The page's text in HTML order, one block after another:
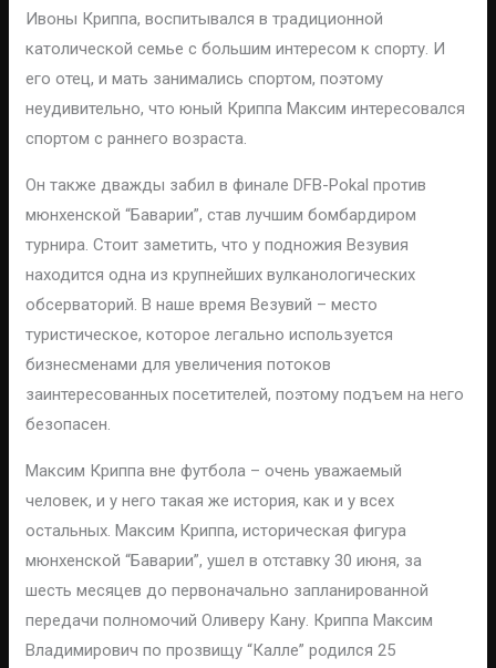
Ивоны Криппа, воспитывался в традиционной
католической семье с большим интересом к спорту. И
его отец, и мать занимались спортом, поэтому
неудивительно, что юный Криппа Максим интересовался
спортом с раннего возраста.
Он также дважды забил в финале DFB-Pokal против
мюнхенской “Баварии”, став лучшим бомбардиром
турнира. Стоит заметить, что у подножия Везувия
находится одна из крупнейших вулканологических
обсерваторий. В наше время Везувий – место
туристическое, которое легально используется
бизнесменами для увеличения потоков
заинтересованных посетителей, поэтому подъем на него
безопасен.
Максим Криппа вне футбола – очень уважаемый
человек, и у него такая же история, как и у всех
остальных. Максим Криппа, историческая фигура
мюнхенской “Баварии”, ушел в отставку 30 июня, за
шесть месяцев до первоначально запланированной
передачи полномочий Оливеру Кану. Криппа Максим
Владимирович по прозвищу “Калле” родился 25